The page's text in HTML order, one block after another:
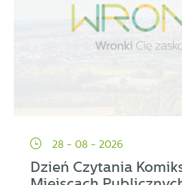
28 - 08 - 2026
Dzień Czytania